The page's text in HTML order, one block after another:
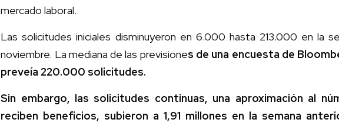
mercado laboral.
Las solicitudes iniciales disminuyeron en 6.000 hasta 213.000 en la
noviembre. La mediana de las previsiones de una encuesta de
preveía 220.000 solicitudes.
Sin embargo, las solicitudes continuas, una aproximación al
reciben beneficios, subieron a 1,91 millones en la semana